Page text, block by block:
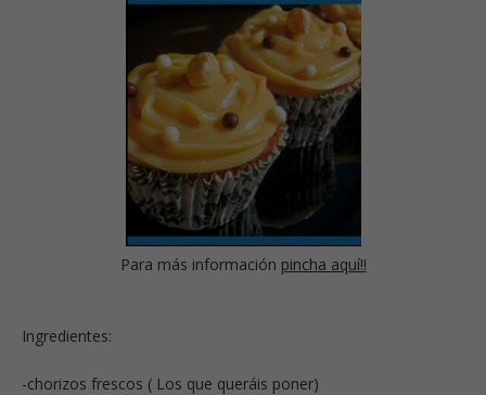
Para más información pincha aquí!!
Ingredientes:
-chorizos frescos ( Los que queráis poner)